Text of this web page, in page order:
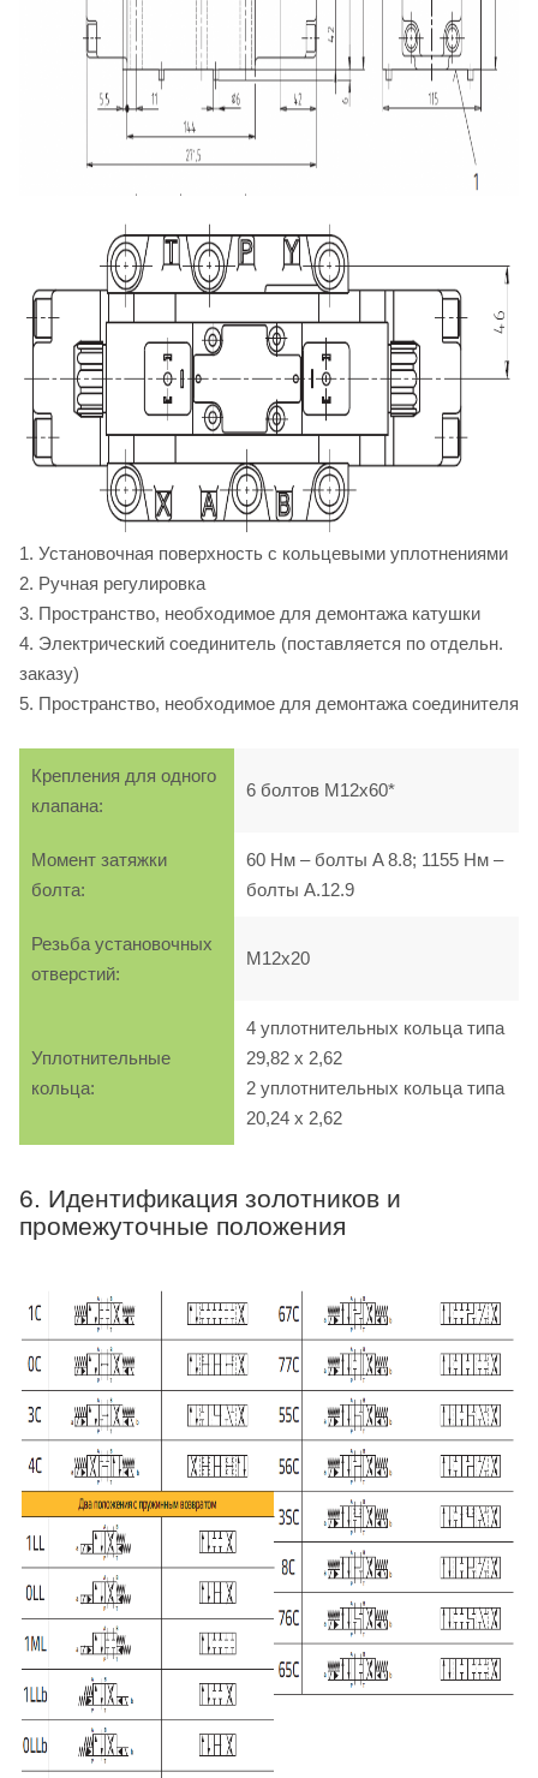
1. Установочная поверхность с кольцевыми уплотнениями
2. Ручная регулировка
3. Пространство, необходимое для демонтажа катушки
4. Электрический соединитель (поставляется по отдельн.
заказу)
5. Пространство, необходимое для демонтажа соединителя
Крепления для одного
клапана:
6 болтов M12х60*
Момент затяжки
болта:
60 Нм – болты A 8.8; 1155 Нм –
болты A.12.9
Резьба установочных
отверстий:
M12х20
Уплотнительные
кольца:
4 уплотнительных кольца типа
29,82 х 2,62
2 уплотнительных кольца типа
20,24 х 2,62
6. Идентификация золотников и
промежуточные положения